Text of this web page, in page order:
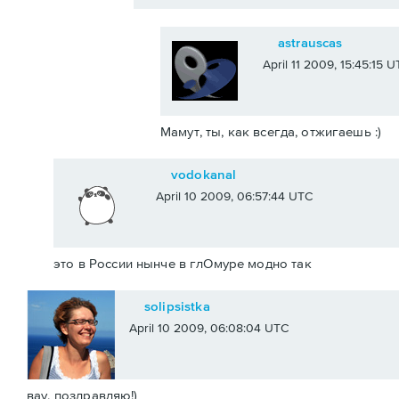
astrauscas
April 11 2009, 15:45:15
Мамут, ты, как всегда, отжигаешь :)
vodokanal
April 10 2009, 06:57:44 UTC
это в России нынче в глОмуре модно так
solipsistka
April 10 2009, 06:08:04 UTC
вау, поздравляю!)